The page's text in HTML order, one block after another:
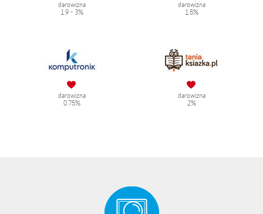
darowizna
1.9 - 3%
darowizna
1.5%
darowizna
0.75%
darowizna
2%